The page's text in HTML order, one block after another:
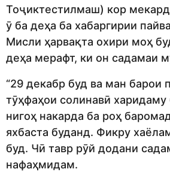
Тоҷиктестилмаш) кор
ӯ ба деҳа ба хабаргирии
Мисли ҳарвақта охири моҳ
деҳа мерафт, ки он садамаи
“29 декабр буд ва ман барои
тӯҳфаҳои солинавӣ харидаму
нигоҳ накарда ба роҳ
яхбаста буданд. Фикру
буд. Чӣ тавр рӯй додани
нафаҳмидам.